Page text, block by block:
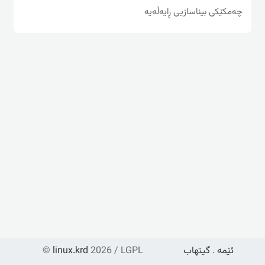
چه‌مکێکی بیناسازیی ڕایه‌ڵه‌یه‌
© linux.krd 2026 / LGPL ئێمە . گیتهاب